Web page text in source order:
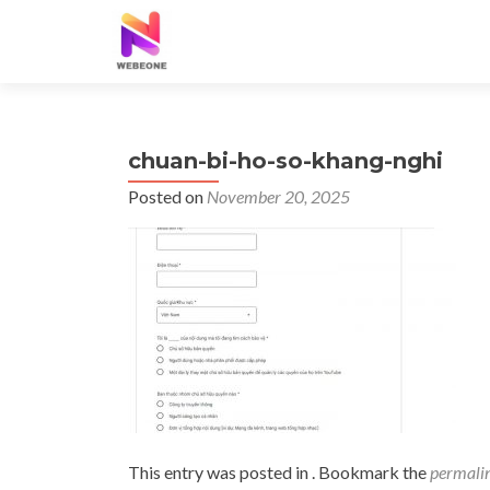
chuan-bi-ho-so-khang-nghi
Posted on November 20, 2025
This entry was posted in . Bookmark the